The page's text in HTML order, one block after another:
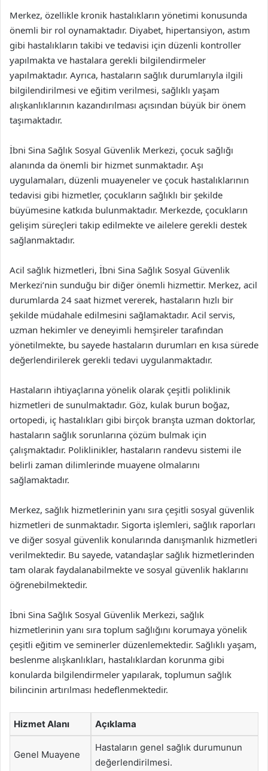
Merkez, özellikle kronik hastalıkların yönetimi konusunda
önemli bir rol oynamaktadır. Diyabet, hipertansiyon, astım
gibi hastalıkların takibi ve tedavisi için düzenli kontroller
yapılmakta ve hastalara gerekli bilgilendirmeler
yapılmaktadır. Ayrıca, hastaların sağlık durumlarıyla ilgili
bilgilendirilmesi ve eğitim verilmesi, sağlıklı yaşam
alışkanlıklarının kazandırılması açısından büyük bir önem
taşımaktadır.
İbni Sina Sağlık Sosyal Güvenlik Merkezi, çocuk sağlığı
alanında da önemli bir hizmet sunmaktadır. Aşı
uygulamaları, düzenli muayeneler ve çocuk hastalıklarının
tedavisi gibi hizmetler, çocukların sağlıklı bir şekilde
büyümesine katkıda bulunmaktadır. Merkezde, çocukların
gelişim süreçleri takip edilmekte ve ailelere gerekli destek
sağlanmaktadır.
Acil sağlık hizmetleri, İbni Sina Sağlık Sosyal Güvenlik
Merkezi’nin sunduğu bir diğer önemli hizmettir. Merkez, acil
durumlarda 24 saat hizmet vererek, hastaların hızlı bir
şekilde müdahale edilmesini sağlamaktadır. Acil servis,
uzman hekimler ve deneyimli hemşireler tarafından
yönetilmekte, bu sayede hastaların durumları en kısa sürede
değerlendirilerek gerekli tedavi uygulanmaktadır.
Hastaların ihtiyaçlarına yönelik olarak çeşitli poliklinik
hizmetleri de sunulmaktadır. Göz, kulak burun boğaz,
ortopedi, iç hastalıkları gibi birçok branşta uzman doktorlar,
hastaların sağlık sorunlarına çözüm bulmak için
çalışmaktadır. Poliklinikler, hastaların randevu sistemi ile
belirli zaman dilimlerinde muayene olmalarını
sağlamaktadır.
Merkez, sağlık hizmetlerinin yanı sıra çeşitli sosyal güvenlik
hizmetleri de sunmaktadır. Sigorta işlemleri, sağlık raporları
ve diğer sosyal güvenlik konularında danışmanlık hizmetleri
verilmektedir. Bu sayede, vatandaşlar sağlık hizmetlerinden
tam olarak faydalanabilmekte ve sosyal güvenlik haklarını
öğrenebilmektedir.
İbni Sina Sağlık Sosyal Güvenlik Merkezi, sağlık
hizmetlerinin yanı sıra toplum sağlığını korumaya yönelik
çeşitli eğitim ve seminerler düzenlemektedir. Sağlıklı yaşam,
beslenme alışkanlıkları, hastalıklardan korunma gibi
konularda bilgilendirmeler yapılarak, toplumun sağlık
bilincinin artırılması hedeflenmektedir.
Hizmet Alanı Açıklama
Genel Muayene
Hastaların genel sağlık durumunun
değerlendirilmesi.